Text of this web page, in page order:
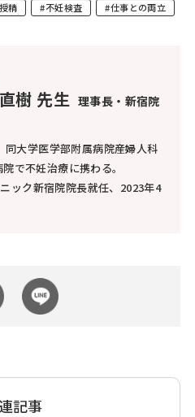
精 #不妊検査 #仕事との両立
樹 先生 理事長・新宿院
同大学医学部附属病院産婦人科
で不妊治療に携わる。
ック新宿院院長就任、2023年4
記事